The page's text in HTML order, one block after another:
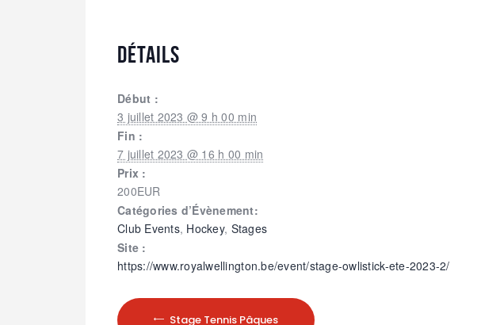
DÉTAILS
Début :
3 juillet 2023 @ 9 h 00 min
Fin :
7 juillet 2023 @ 16 h 00 min
Prix :
200EUR
Catégories d’Évènement:
Club Events, Hockey, Stages
Site :
https://www.royalwellington.be/event/stage-owlistick-ete-2023-2/
Stage Tennis Pâques